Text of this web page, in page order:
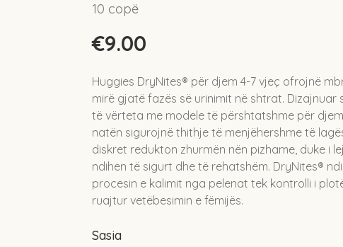
10 copë
€9.00
Huggies DryNites® për djem 4-7 vjeç ofrojnë
mirë gjatë fazës së urinimit në shtrat. Dizajnuar
të vërteta me modele të përshtatshme për
natën sigurojnë thithje të menjëhershme të
diskret redukton zhurmën nën pizhame, duke i
ndihen të sigurt dhe të rehatshëm. DryNites®
procesin e kalimit nga pelenat tek kontrolli i
ruajtur vetëbesimin e fëmijës.
Sasia